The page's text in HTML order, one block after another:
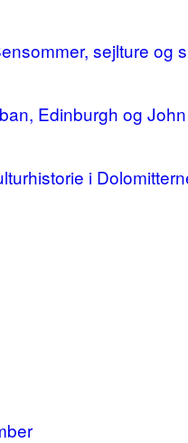
sejlture og
Edinburgh og John
i